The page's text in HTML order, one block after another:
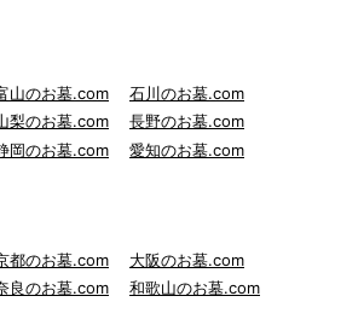
山のお墓.com
石川のお墓.com
梨のお墓.com
長野のお墓.com
岡のお墓.com
愛知のお墓.com
都のお墓.com
大阪のお墓.com
良のお墓.com 和歌山のお墓.com